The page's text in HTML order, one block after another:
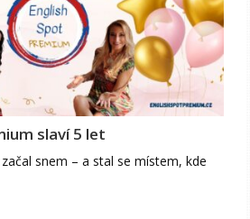
slaví 5 let
snem – a stal se místem, kde